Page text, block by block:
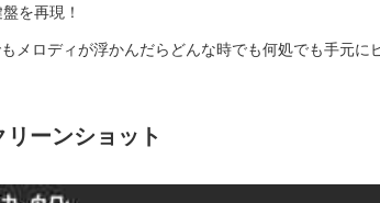
を再現！
メロディが浮かんだらどんな時でも何処でも手元に
ーンショット